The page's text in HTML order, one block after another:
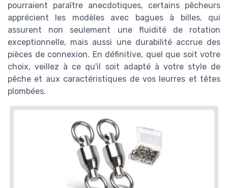
pourraient paraître anecdotiques, certains pêcheurs
apprécient les modèles avec bagues à billes, qui
assurent non seulement une fluidité de rotation
exceptionnelle, mais aussi une durabilité accrue des
pièces de connexion. En définitive, quel que soit votre
choix, veillez à ce qu'il soit adapté à votre style de
pêche et aux caractéristiques de vos leurres et têtes
plombées.